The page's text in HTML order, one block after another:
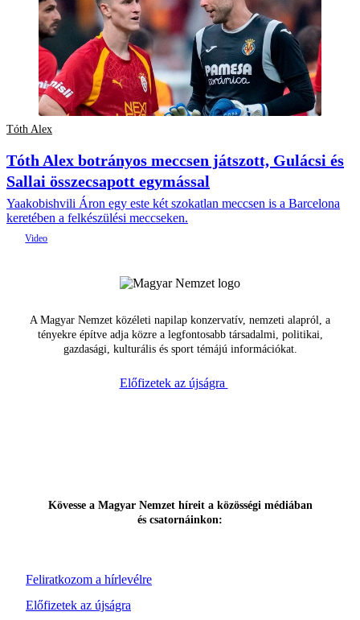
Tóth Alex
Tóth Alex botrányos meccsen játszott, Gulácsi és
Sallai összecsapott egymással
Yaakobishvili Áron egy este két szokatlan meccsen is a Barcelona
keretében a felkészülési meccseken.
A Magyar Nemzet közéleti napilap konzervatív, nemzeti alapról, a
tényekre építve adja közre a legfontosabb társadalmi, politikai,
gazdasági, kulturális és sport témájú információkat.
Előfizetek az újságra
Feliratkozom a hírlevélre
Kövesse a Magyar Nemzet híreit a közösségi médiában
és csatornáinkon:
Előfizetek az újságra